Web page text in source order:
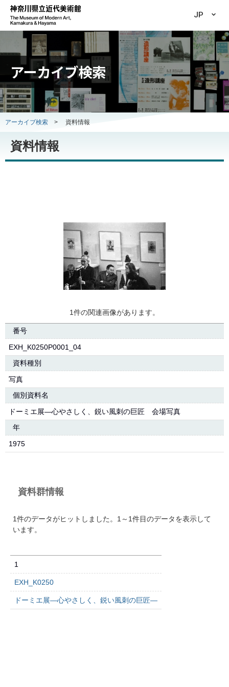
JP
アーカイブ検索
アーカイブ検索 > 資料情報
資料情報
1件の関連画像があります。
番号
EXH_K0250P0001_04
資料種別
写真
個別資料名
ドーミエ展―心やさしく、鋭い風刺の巨匠 会場写真
年
1975
資料群情報
1件のデータがヒットしました。1～1件目のデータを表示して
います。
1
EXH_K0250
ドーミエ展―心やさしく、鋭い風刺の巨匠―